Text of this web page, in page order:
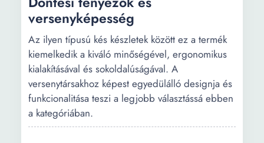
versenyképesség
Az ilyen típusú kés készletek között ez a termék
kiemelkedik a kiváló minőségével, ergonomikus
kialakításával és sokoldalúságával. A
versenytársakhoz képest egyedülálló designja és
funkcionalitása teszi a legjobb választássá ebben
a kategóriában.